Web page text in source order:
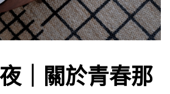
｜關於青春那